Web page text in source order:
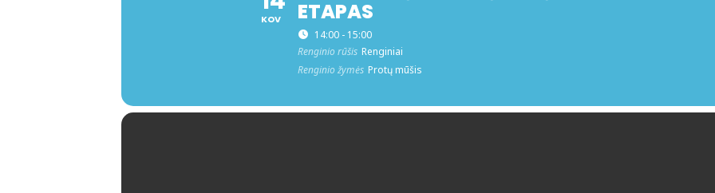
KOV
ETAPAS
14:00 - 15:00
Renginio rūšis Renginiai
Renginio žymės Protų mūšis